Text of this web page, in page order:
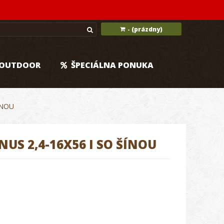
- (prázdny)
ŠPECIÁLNA PONUKA
2,4-16X56 I SO ŠÍNOU